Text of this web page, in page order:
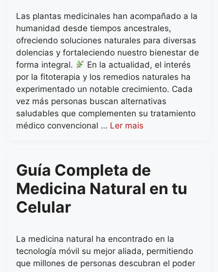
Las plantas medicinales han acompañado a la
humanidad desde tiempos ancestrales,
ofreciendo soluciones naturales para diversas
dolencias y fortaleciendo nuestro bienestar de
forma integral.
En la actualidad, el interés
por la fitoterapia y los remedios naturales ha
experimentado un notable crecimiento. Cada
vez más personas buscan alternativas
saludables que complementen su tratamiento
médico convencional … Ler mais
Guía Completa de
Medicina Natural en tu
Celular
La medicina natural ha encontrado en la
tecnología móvil su mejor aliada, permitiendo
que millones de personas descubran el poder